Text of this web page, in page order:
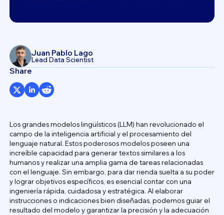
Juan Pablo Lago
Lead Data Scientist
Share
Los grandes modelos lingüísticos (LLM) han revolucionado el
campo de la inteligencia artificial y el procesamiento del
lenguaje natural. Estos poderosos modelos poseen una
increíble capacidad para generar textos similares a los
humanos y realizar una amplia gama de tareas relacionadas
con el lenguaje. Sin embargo, para dar rienda suelta a su poder
y lograr objetivos específicos, es esencial contar con una
ingeniería rápida, cuidadosa y estratégica. Al elaborar
instrucciones o indicaciones bien diseñadas, podemos guiar el
resultado del modelo y garantizar la precisión y la adecuación